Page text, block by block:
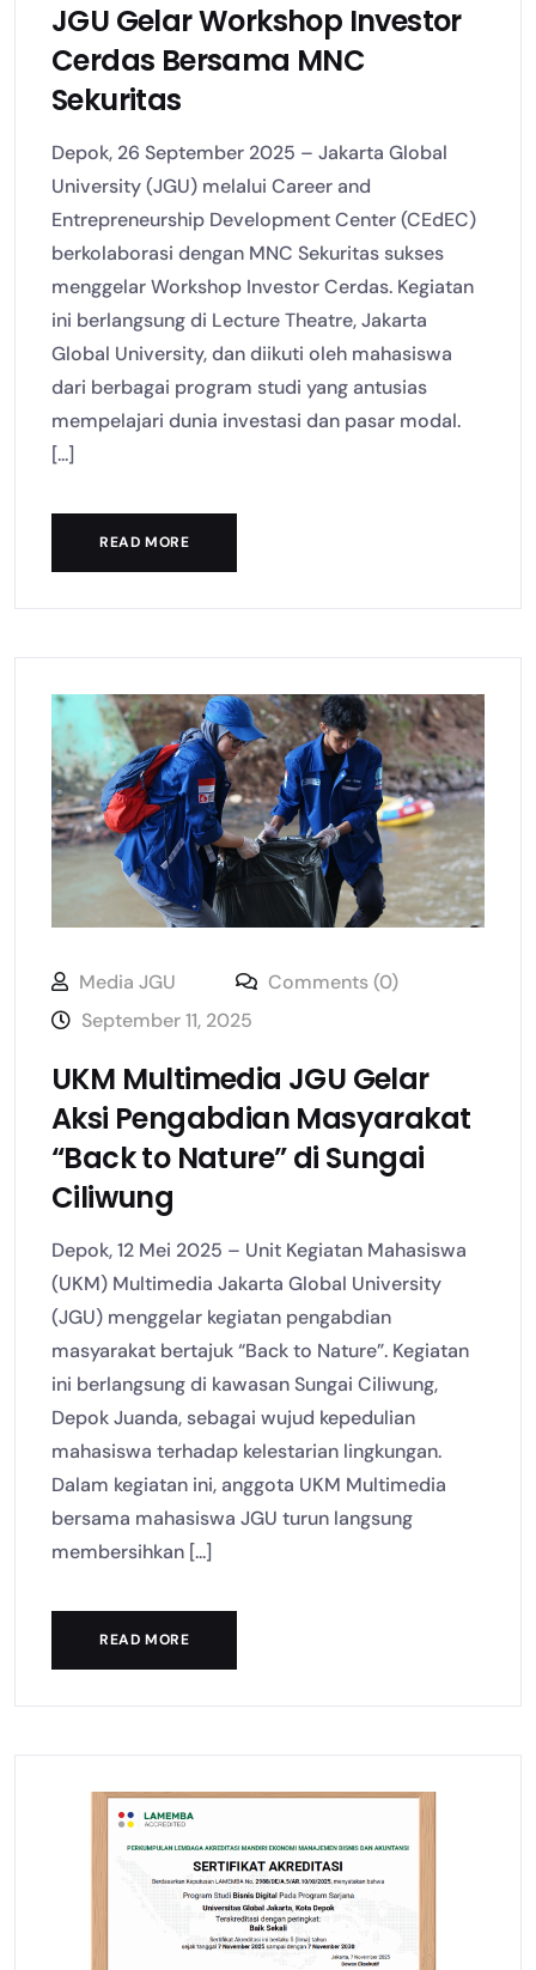
JGU Gelar Workshop Investor
Cerdas Bersama MNC
Sekuritas
Depok, 26 September 2025 – Jakarta Global
University (JGU) melalui Career and
Entrepreneurship Development Center (CEdEC)
berkolaborasi dengan MNC Sekuritas sukses
menggelar Workshop Investor Cerdas. Kegiatan
ini berlangsung di Lecture Theatre, Jakarta
Global University, dan diikuti oleh mahasiswa
dari berbagai program studi yang antusias
mempelajari dunia investasi dan pasar modal.
[...]
READ MORE
Media JGU
Comments (0)
September 11, 2025
UKM Multimedia JGU Gelar
Aksi Pengabdian Masyarakat
“Back to Nature” di Sungai
Ciliwung
Depok, 12 Mei 2025 – Unit Kegiatan Mahasiswa
(UKM) Multimedia Jakarta Global University
(JGU) menggelar kegiatan pengabdian
masyarakat bertajuk “Back to Nature”. Kegiatan
ini berlangsung di kawasan Sungai Ciliwung,
Depok Juanda, sebagai wujud kepedulian
mahasiswa terhadap kelestarian lingkungan.
Dalam kegiatan ini, anggota UKM Multimedia
bersama mahasiswa JGU turun langsung
membersihkan [...]
READ MORE